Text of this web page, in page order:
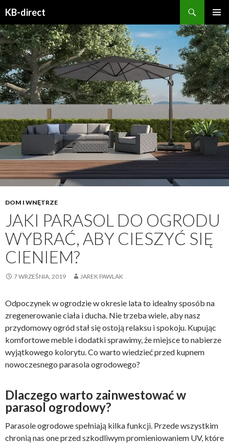
KB-direct
MENU
DO
TREŚCI
DOM I WNĘTRZE
JAKI PARASOL DO OGRODU
WYBRAĆ, ABY CIESZYĆ SIĘ
CIENIEM?
7 WRZEŚNIA, 2019 JAREK PAWLAK
Odpoczynek w ogrodzie w okresie lata to idealny sposób na
zregenerowanie ciała i ducha. Nie trzeba wiele, aby nasz
przydomowy ogród stał się ostoją relaksu i spokoju. Kupując
komfortowe meble i dodatki sprawimy, że miejsce to nabierze
wyjątkowego kolorytu. Co warto wiedzieć przed kupnem
nowoczesnego parasola ogrodowego?
Dlaczego warto zainwestować w
parasol ogrodowy?
Parasole ogrodowe spełniają kilka funkcji. Przede wszystkim
chronią nas one przed szkodliwym promieniowaniem UV, które